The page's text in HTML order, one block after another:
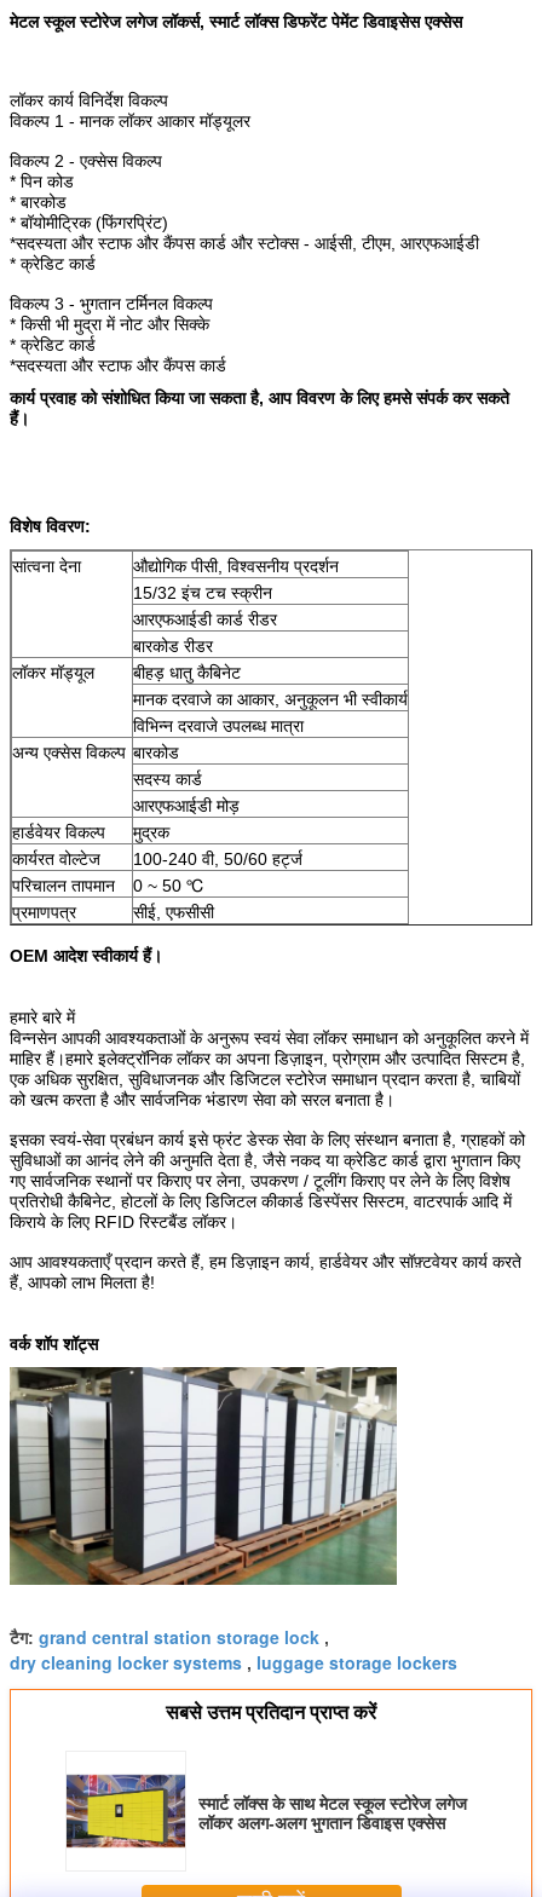
मेटल स्कूल स्टोरेज लगेज लॉकर्स, स्मार्ट लॉक्स डिफरेंट पेमेंट डिवाइसेस एक्सेस
लॉकर कार्य विनिर्देश विकल्प
विकल्प 1 - मानक लॉकर आकार मॉड्यूलर
विकल्प 2 - एक्सेस विकल्प
* पिन कोड
* बारकोड
* बॉयोमीट्रिक (फिंगरप्रिंट)
*सदस्यता और स्टाफ और कैंपस कार्ड और स्टोक्स - आईसी, टीएम, आरएफआईडी
* क्रेडिट कार्ड
विकल्प 3 - भुगतान टर्मिनल विकल्प
* किसी भी मुद्रा में नोट और सिक्के
* क्रेडिट कार्ड
*सदस्यता और स्टाफ और कैंपस कार्ड
कार्य प्रवाह को संशोधित किया जा सकता है, आप विवरण के लिए हमसे संपर्क कर सकते
हैं।
विशेष विवरण:
सांत्वना देना
औद्योगिक पीसी, विश्वसनीय प्रदर्शन
15/32 इंच टच स्क्रीन
आरएफआईडी कार्ड रीडर
बारकोड रीडर
लॉकर मॉड्यूल
बीहड़ धातु कैबिनेट
मानक दरवाजे का आकार, अनुकूलन भी स्वीकार्य
विभिन्न दरवाजे उपलब्ध मात्रा
अन्य एक्सेस विकल्प बारकोड
सदस्य कार्ड
आरएफआईडी मोड़
हार्डवेयर विकल्प
मुद्रक
कार्यरत वोल्टेज
100-240 वी, 50/60 हर्ट्ज
परिचालन तापमान
0 ~ 50 ℃
प्रमाणपत्र
सीई, एफसीसी
OEM आदेश स्वीकार्य हैं।
हमारे बारे में
विन्नसेन आपकी आवश्यकताओं के अनुरूप स्वयं सेवा लॉकर समाधान को अनुकूलित करने में
माहिर हैं।हमारे इलेक्ट्रॉनिक लॉकर का अपना डिज़ाइन, प्रोग्राम और उत्पादित सिस्टम है,
एक अधिक सुरक्षित, सुविधाजनक और डिजिटल स्टोरेज समाधान प्रदान करता है, चाबियों
को खत्म करता है और सार्वजनिक भंडारण सेवा को सरल बनाता है।
इसका स्वयं-सेवा प्रबंधन कार्य इसे फ्रंट डेस्क सेवा के लिए संस्थान बनाता है, ग्राहकों को
सुविधाओं का आनंद लेने की अनुमति देता है, जैसे नकद या क्रेडिट कार्ड द्वारा भुगतान किए
गए सार्वजनिक स्थानों पर किराए पर लेना, उपकरण / टूलींग किराए पर लेने के लिए विशेष
प्रतिरोधी कैबिनेट, होटलों के लिए डिजिटल कीकार्ड डिस्पेंसर सिस्टम, वाटरपार्क आदि में
किराये के लिए RFID रिस्टबैंड लॉकर।
आप आवश्यकताएँ प्रदान करते हैं, हम डिज़ाइन कार्य, हार्डवेयर और सॉफ़्टवेयर कार्य करते
हैं, आपको लाभ मिलता है!
वर्क शॉप शॉट्स
टैग: grand central station storage lock ,
dry cleaning locker systems , luggage storage lockers
सबसे उत्तम प्रतिदान प्राप्त करें
स्मार्ट लॉक्स के साथ मेटल स्कूल स्टोरेज लगेज
लॉकर अलग-अलग भुगतान डिवाइस एक्सेस